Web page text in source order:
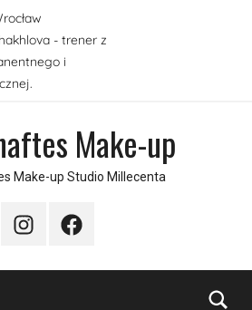
- trener z
i
Make-up
Make-up Studio Millecenta
InstagramFacebook